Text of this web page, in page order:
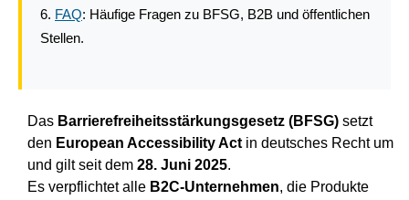
FAQ: Häufige Fragen zu BFSG, B2B und öffentlichen
Stellen.
Das Barrierefreiheitsstärkungsgesetz (BFSG) setzt
den European Accessibility Act in deutsches Recht um
und gilt seit dem 28. Juni 2025.
Es verpflichtet alle B2C-Unternehmen, die Produkte